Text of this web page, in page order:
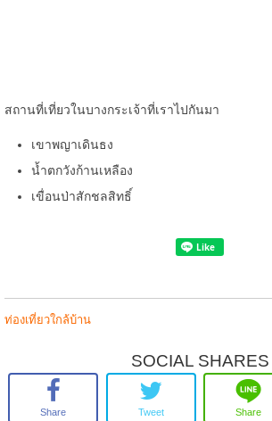
สถานที่เที่ยวในบางกระเจ้าที่เราไปกันมา
เขาพญาเดินธง
น้ำตกวังก้านเหลือง
เขื่อนป่าสักชลสิทธิ์
ท่องเที่ยวใกล้บ้าน
SOCIAL SHARES
Share Tweet Share